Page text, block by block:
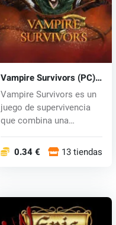
Vampire Survivors (PC)
key
Vampire Survivors es un
juego de supervivencia
que combina una
0.34 € 13 tiendas